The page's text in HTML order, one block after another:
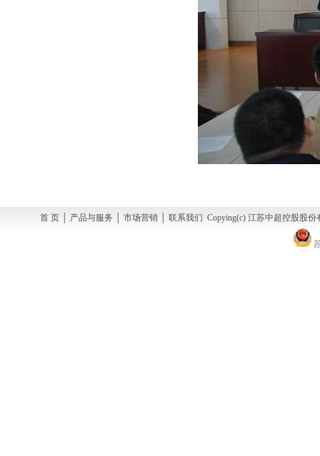
首 页 │ 产品与服务 │ 市场营销 │ 联系我们 Copying(c) 江苏中超控股股